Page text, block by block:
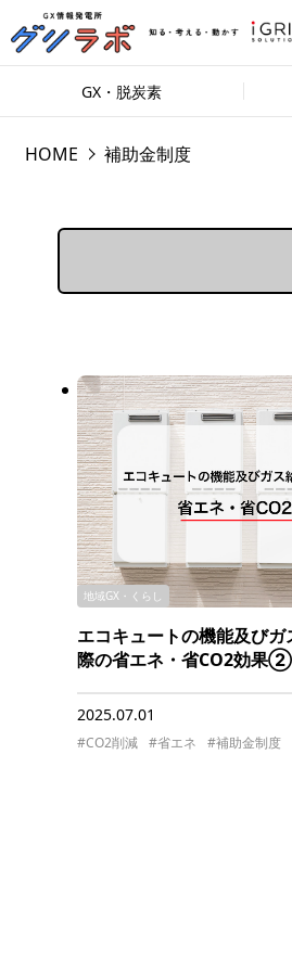
GX・脱炭素
HOME 補助金制度
地域GX・くらし
エコキュートの機能及び
際の省エネ・省CO2効果②
2025.07.01
#CO2削減 #省エネ #補助金制度